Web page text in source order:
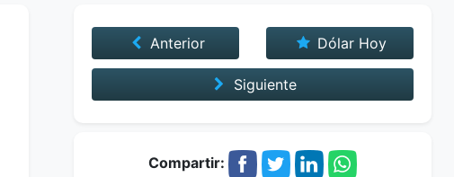
Anterior Dólar Hoy
Siguiente
Compartir: